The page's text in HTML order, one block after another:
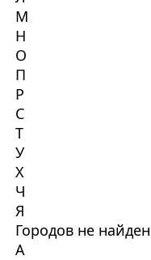
М
Н
О
П
Р
С
Т
У
Х
Ч
Я
Городов не
А